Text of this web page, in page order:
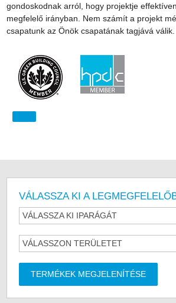
gondoskodnak arról, hogy projektje
megfelelő irányban. Nem számít a projekt
csapatunk az Önök csapatának tagjává válik.
VÁLASSZA KI A
VÁLASSZA KI IPARÁGÁT
VÁLASSZON TERÜLETET
TERMÉKEK MEGJELENÍTÉSE